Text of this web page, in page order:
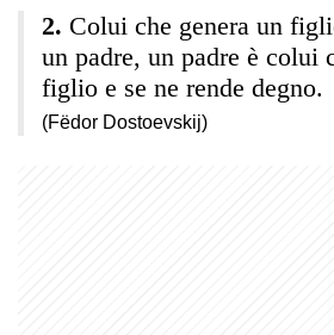
Colui che genera un
un padre, un padre è colui
figlio e se ne rende degno.
(Fëdor Dostoevskij)